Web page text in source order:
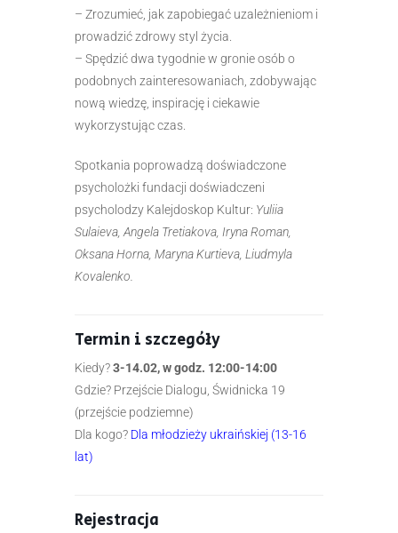
– Zrozumieć, jak zapobiegać uzależnieniom i
prowadzić zdrowy styl życia.
– Spędzić dwa tygodnie w gronie osób o
podobnych zainteresowaniach, zdobywając
nową wiedzę, inspirację i ciekawie
wykorzystując czas.
Spotkania poprowadzą doświadczone
psycholożki fundacji doświadczeni
psycholodzy Kalejdoskop Kultur: Yuliia
Sulaieva, Angela Tretiakova, Iryna Roman,
Oksana Horna, Maryna Kurtieva, Liudmyla
Kovalenko.
Termin i szczegóły
Kiedy?3-14.02, w godz. 12:00-14:00
Gdzie? Przejście Dialogu, Świdnicka 19
(przejście podziemne)
Dla kogo? Dla młodzieży ukraińskiej (13-16
lat)
Rejestracja